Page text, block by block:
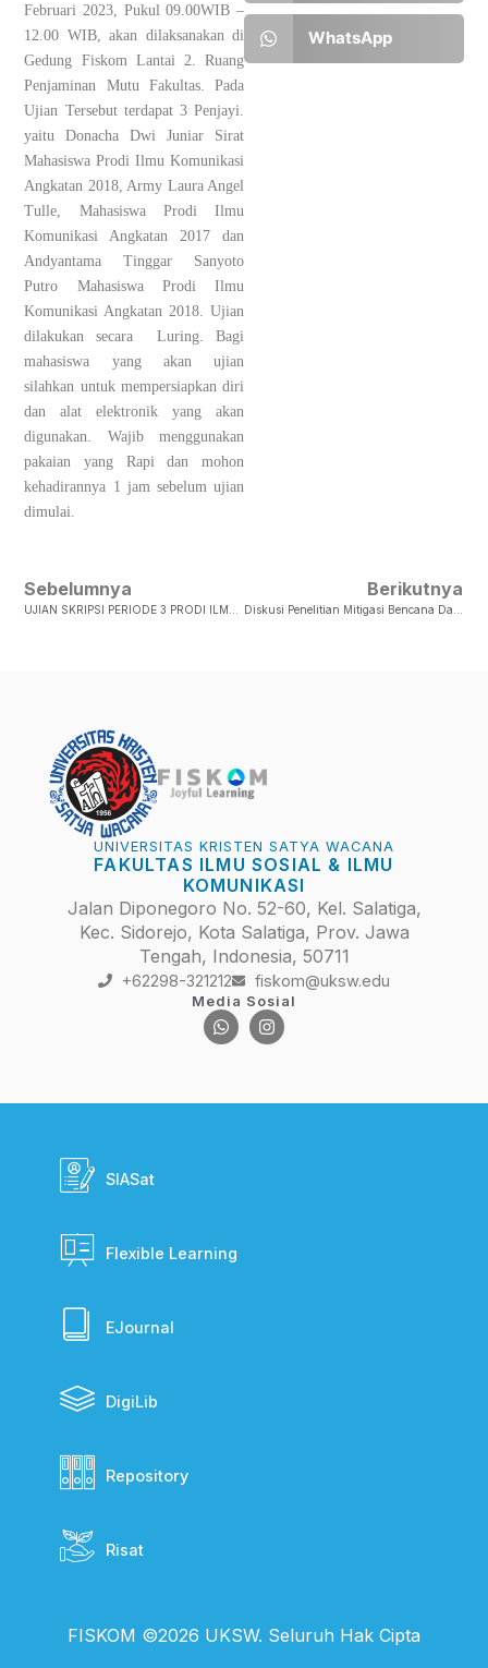
Februari 2023, Pukul 09.00WIB –
12.00 WIB, akan dilaksanakan di
Gedung Fiskom Lantai 2. Ruang
Penjaminan Mutu Fakultas. Pada
Ujian Tersebut terdapat 3 Penjayi.
yaitu Donacha Dwi Juniar Sirat
Mahasiswa Prodi Ilmu Komunikasi
Angkatan 2018, Army Laura Angel
Tulle, Mahasiswa Prodi Ilmu
Komunikasi Angkatan 2017 dan
Andyantama Tinggar Sanyoto
Putro Mahasiswa Prodi Ilmu
Komunikasi Angkatan 2018. Ujian
dilakukan secara Luring. Bagi
mahasiswa yang akan ujian
silahkan untuk mempersiapkan diri
dan alat elektronik yang akan
digunakan. Wajib menggunakan
pakaian yang Rapi dan mohon
kehadirannya 1 jam sebelum ujian
dimulai.
WhatsApp
Sebelumnya Berikutnya
UNIVERSITAS KRISTEN SATYA WACANA
FAKULTAS ILMU SOSIAL & ILMU
KOMUNIKASI
Jalan Diponegoro No. 52-60, Kel. Salatiga,
Kec. Sidorejo, Kota Salatiga, Prov. Jawa
Tengah, Indonesia, 50711
+62298-321212 fiskom@uksw.edu
Media Sosial
SIASat
Flexible Learning
EJournal
DigiLib
Repository
Risat
FISKOM ©2026 UKSW. Seluruh Hak Cipta